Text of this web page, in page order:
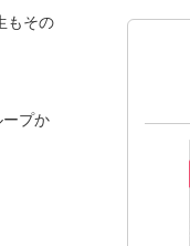
もその
プか